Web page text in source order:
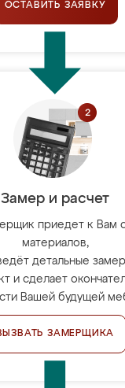
ОСТАВИТЬ ЗАЯВКУ
Замер и расчет
приедет к Вам
материалов,
детальные
и сделает
Вашей будущей
ЗАМЕРЩИКА